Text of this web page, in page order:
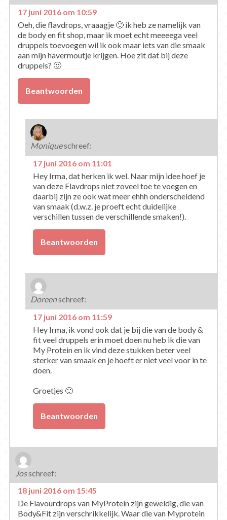
17 juni 2016 om 10:59
Oeh, die flavdrops, vraaagje 🙂 ik heb ze namelijk van
de body en fit shop, maar ik moet echt meeeega veel
druppels toevoegen wil ik ook maar iets van die smaak
aan mijn havermoutje krijgen. Hoe zit dat bij deze
druppels? 🙂
Beantwoorden
Moniqueschreef:
17 juni 2016 om 11:01
Hey Irma, dat herken ik wel. Naar mijn idee hoef je
van deze Flavdrops niet zoveel toe te voegen en
daarbij zijn ze ook wat meer ehhh onderscheidend
van smaak (d.w.z. je proeft echt duidelijke
verschillen tussen de verschillende smaken!).
Beantwoorden
Doreenschreef:
17 juni 2016 om 11:59
Hey Irma, ik vond ook dat je bij die van de body &
fit veel druppels erin moet doen nu heb ik die van
My Protein en ik vind deze stukken beter veel
sterker van smaak en je hoeft er niet veel voor in te
doen.
Groetjes 🙂
Beantwoorden
Josschreef:
18 juni 2016 om 15:45
De Flavourdrops van MyProtein zijn geweldig, die van
Body&Fit zijn verschrikkelijk. Waar die van Myprotein